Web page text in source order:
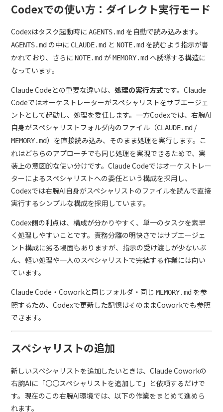
Codexでの使い方：ダイレクト実行モード
Codexはタスク起動時にAGENTS.md を自動で読み込みます。
AGENTS.md の中に CLAUDE.md と NOTE.md を読むよう指示が書
かれており、さらに NOTE.md がMEMORY.md へ誘導する構造に
なっています。
Claude Codeとの重要な違いは、処理の実行方式です。Claude
Codeではオーケストレーターがスペシャリストをサブエージェ
ントとして起動し、処理を委任します。一方Codexでは、右腕AI
自身がスペシャリストフォルダ内のファイル（CLAUDE.md /
MEMORY.md）を直接読み込み、そのまま処理を実行します。こ
れはどちらのアプローチでも同じ処理を実現できるためで、実
装上の意図的な使い分けです。Claude Codeではオーケストレー
ターによるスペシャリストへの委任という構成を採用し、
Codexでは右腕AI自身がスペシャリストのファイルを読んで直接
実行するシンプルな構成を採用しています。
Codex側の利点は、構成が分かりやすく、単一のタスクを素早
く処理しやすいことです。責務分離の明快さではサブエージェ
ント構成に劣る場面もありますが、指示の受け渡しが少ないぶ
ん、軽い処理や一人のスペシャリストで完結する作業には向い
ています。
Claude Code・Coworkと同じフォルダ・同じMEMORY.md を参
照するため、Codexで更新した記憶はそのままCoworkでも参照
できます。
スペシャリストの追加
新しいスペシャリストを追加したいときは、Claude Coworkの
右腕AIに「〇〇スペシャリストを追加して」と依頼するだけで
す。現在のこの右腕AI環境では、以下の作業をまとめて進めら
れます。